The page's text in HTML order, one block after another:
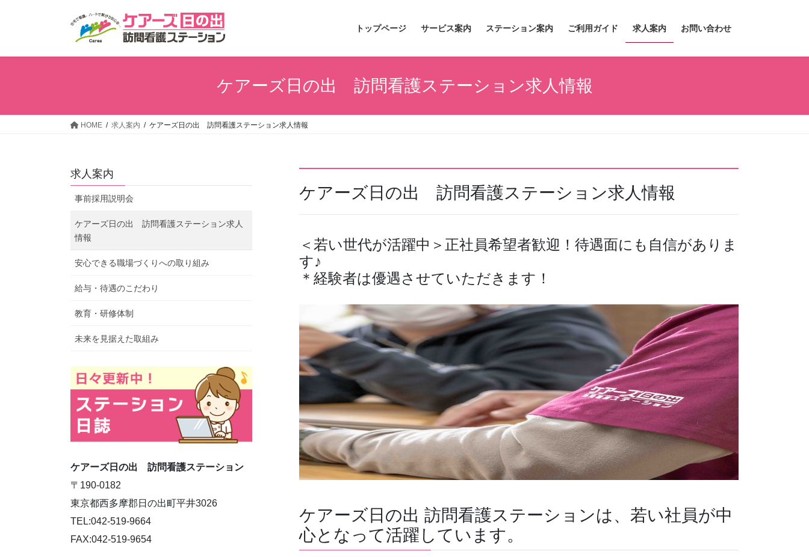
トップページ サービス案内 ステーション案内 ご利用ガイド 求人案内 お問い合わせ
ケアーズ日の出 訪問看護ステーション求人情報
HOME 求人案内 ケアーズ日の出 訪問看護ステーション求人情報
ケアーズ日の出 訪問看護ステーション求人情報
＜若い世代が活躍中＞正社員希望者歓迎！待遇面にも自信がありま
す♪
＊経験者は優遇させていただきます！
ケアーズ日の出 訪問看護ステーションは、若い社員が中
心となって活躍しています。
求人案内
事前採用説明会
ケアーズ日の出 訪問看護ステーション求人
情報
安心できる職場づくりへの取り組み
給与・待遇のこだわり
教育・研修体制
未来を見据えた取組み
ケアーズ日の出 訪問看護ステーション
〒190-0182
東京都西多摩郡日の出町平井3026
TEL:042-519-9664
FAX:042-519-9654